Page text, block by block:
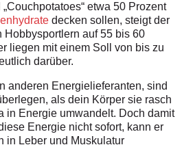
etwa 50 Prozent
decken sollen, steigt der
Hobbysportlern auf 55 bis 60
liegen mit einem Soll von bis zu
darüber.
anderen Energielieferanten, sind
als dein Körper sie rasch
in Energie umwandelt. Doch damit
Energie nicht sofort, kann er
in Leber und Muskulatur